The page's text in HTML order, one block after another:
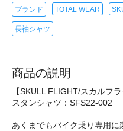
ブランド TOTAL WEAR
長袖シャツ
商品の説明
【SKULL FLIGHT/スカルフ
スタンシャツ：SFS22-002
あくまでもバイク乗り専用